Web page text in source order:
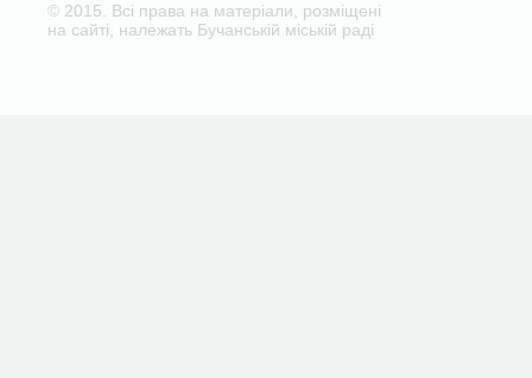
© 2015. Всі права на матеріали, розміщені
на сайті, належать Бучанській міській раді